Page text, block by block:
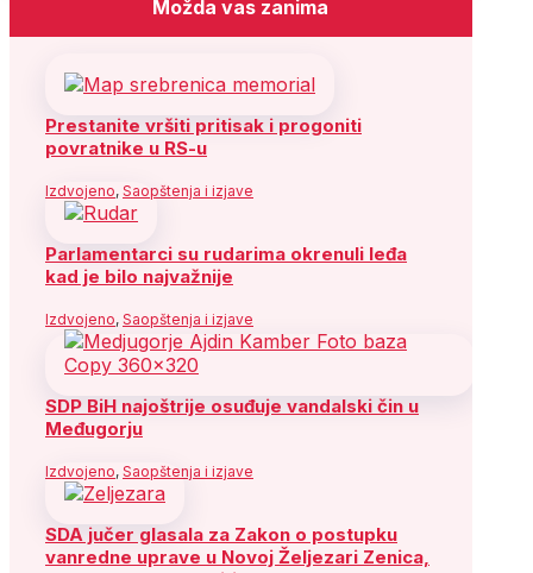
Možda vas zanima
Prestanite vršiti pritisak i progoniti
povratnike u RS-u
Izdvojeno, Saopštenja i izjave
Parlamentarci su rudarima okrenuli leđa
kad je bilo najvažnije
Izdvojeno, Saopštenja i izjave
SDP BiH najoštrije osuđuje vandalski čin u
Međugorju
Izdvojeno, Saopštenja i izjave
SDA jučer glasala za Zakon o postupku
vanredne uprave u Novoj Željezari Zenica,